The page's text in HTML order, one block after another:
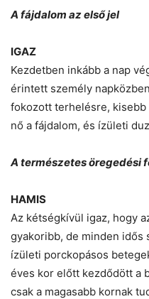
A fájdalom az első jel
IGAZ
Kezdetben inkább a nap
érintett személy
fokozott terhelésre,
nő a fájdalom, és ízületi
A természetes öregedési
HAMIS
Az kétségkívül igaz, hogy
gyakoribb, de minden idős
ízületi porckopásos
éves kor előtt kezdődött a
csak a magasabb kornak